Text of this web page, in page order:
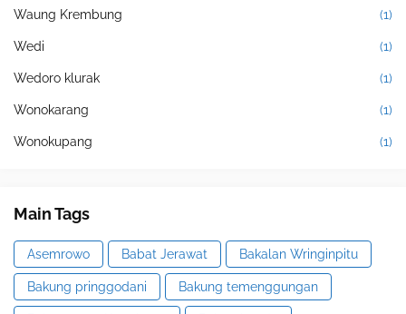
Waung Krembung (1)
Wedi (1)
Wedoro klurak (1)
Wonokarang (1)
Wonokupang (1)
Main Tags
Asemrowo Babat Jerawat Bakalan Wringinpitu
Bakung pringgodani Bakung temenggungan